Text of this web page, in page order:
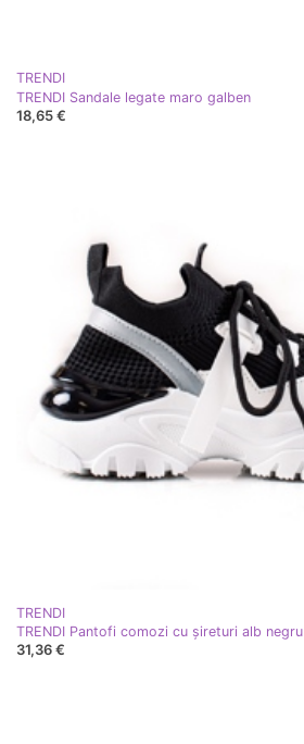
TRENDI
TRENDI Sandale legate maro galben
18,65 €
TRENDI
TRENDI Pantofi comozi cu șireturi alb negru
31,36 €